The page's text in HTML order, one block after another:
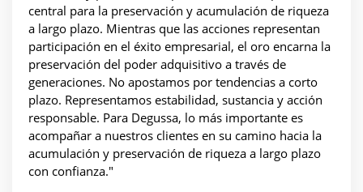
central para la preservación y acumulación de riqueza
a largo plazo. Mientras que las acciones representan
participación en el éxito empresarial, el oro encarna la
preservación del poder adquisitivo a través de
generaciones. No apostamos por tendencias a corto
plazo. Representamos estabilidad, sustancia y acción
responsable. Para Degussa, lo más importante es
acompañar a nuestros clientes en su camino hacia la
acumulación y preservación de riqueza a largo plazo
con confianza."